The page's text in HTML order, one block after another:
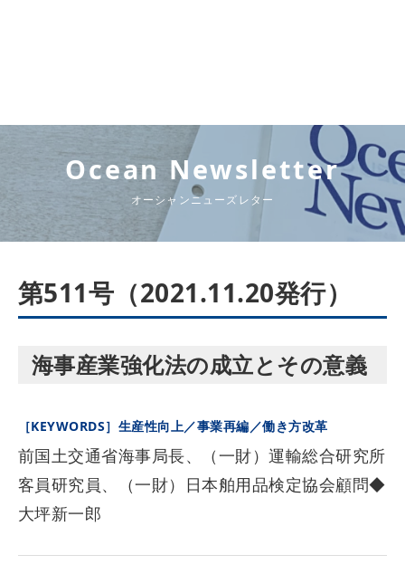
Ocean Newsletter
オーシャンニューズレター
第511号（2021.11.20発行）
海事産業強化法の成立とその意義
［KEYWORDS］生産性向上／事業再編／働き方改革
前国土交通省海事局長、（一財）運輸総合研究所
客員研究員、（一財）日本舶用品検定協会顧問◆
大坪新一郎